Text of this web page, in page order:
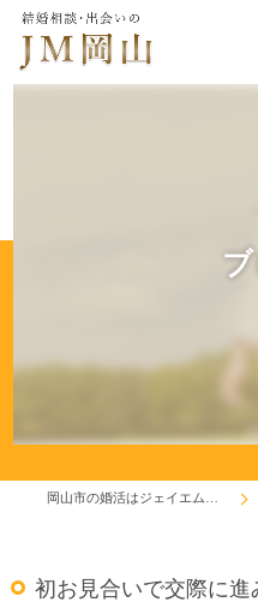
初お見合いで交際に進